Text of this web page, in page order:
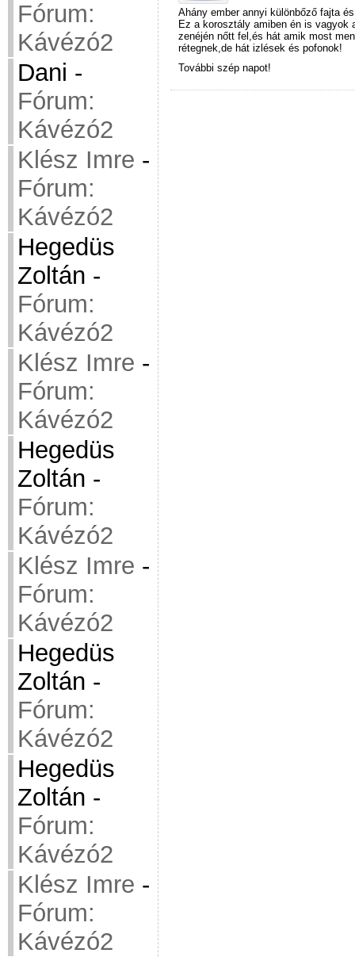
Fórum:
Kávézó2
Dani -
Fórum:
Kávézó2
Klész Imre -
Fórum:
Kávézó2
Hegedüs
Zoltán -
Fórum:
Kávézó2
Klész Imre -
Fórum:
Kávézó2
Hegedüs
Zoltán -
Fórum:
Kávézó2
Klész Imre -
Fórum:
Kávézó2
Hegedüs
Zoltán -
Fórum:
Kávézó2
Hegedüs
Zoltán -
Fórum:
Kávézó2
Klész Imre -
Fórum:
Kávézó2
Ahány ember annyi különbőző fajta
Ez a korosztály amiben én is vagyok
zenéjén nőtt fel,és hát amik most
rétegnek,de hát izlések és pofonok!
További szép napot!